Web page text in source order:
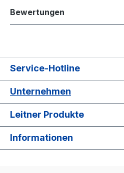
Bewertungen
Service-Hotline
Unternehmen
Leitner Produkte
Informationen